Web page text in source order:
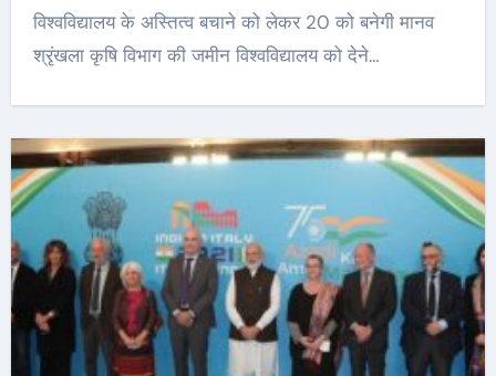
विश्वविद्यालय के अस्तित्व बचाने को लेकर 20 को बनेगी मानव
श्रृंखला कृषि विभाग की जमीन विश्वविद्यालय को देने…